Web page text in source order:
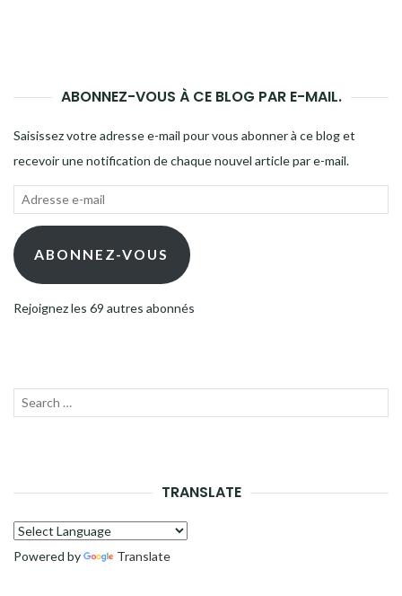
ABONNEZ-VOUS À CE BLOG PAR E-MAIL.
Saisissez votre adresse e-mail pour vous abonner à ce blog et
recevoir une notification de chaque nouvel article par e-mail.
Adresse
mail ABONNEZ-VOUS
Rejoignez les 69 autres abonnés
Recherche
TRANSLATE
Powered by Translate